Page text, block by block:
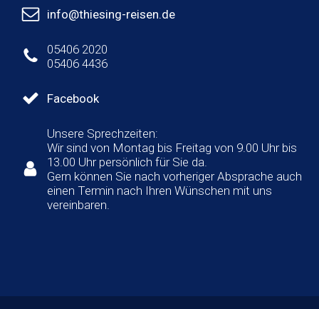
info@thiesing-reisen.de
05406 2020
05406 4436
Facebook
Unsere Sprechzeiten:
Wir sind von Montag bis Freitag von 9.00 Uhr bis
13.00 Uhr persönlich für Sie da.
Gern können Sie nach vorheriger Absprache auch
einen Termin nach Ihren Wünschen mit uns
vereinbaren.